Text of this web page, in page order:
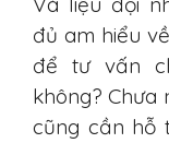
đủ am hiểu
để tư vấn
không? Chưa
cũng cần hỗ